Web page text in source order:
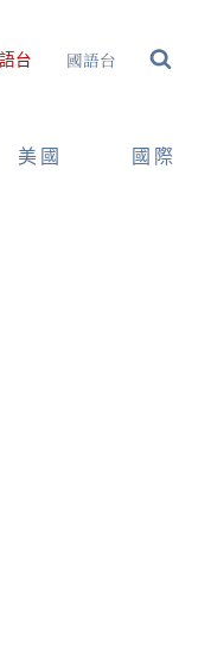
台 國語台
美國 國際